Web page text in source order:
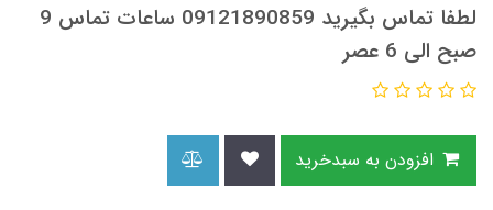
لطفا تماس بگیرید 09121890859 ساعات تماس 9
صبح الی 6 عصر